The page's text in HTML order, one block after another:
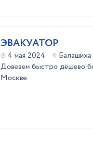
ЭВАКУАТОР
4 мая 2024
Балашиха
Довезем быстро дёшево
Москве.